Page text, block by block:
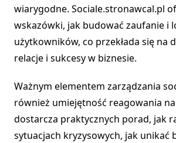
wiarygodne. Sociale.stronawcal.pl
wskazówki, jak budować zaufanie i
użytkowników, co przekłada się na
relacje i sukcesy w biznesie.
Ważnym elementem zarządzania
również umiejętność reagowania
dostarcza praktycznych porad, jak
sytuacjach kryzysowych, jak unikać